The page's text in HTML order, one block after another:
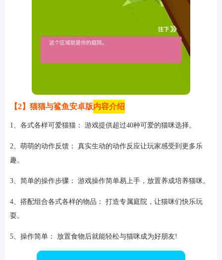
【2】猫猫与鲨鱼安卓版内容介绍
1、各式各样可爱猫猫： 游戏提供超过40种可爱的猫咪选择。
2、萌萌的动作反馈： 真实生动的动作反应让玩家感受到更多乐
趣。
3、简单的操作步骤： 游戏操作简单易上手，放置养成培养猫咪。
4、搭配组合各式各样的物品： 打造专属庭院，让猫咪们快乐玩
耍。
5、操作简单： 放置食物后就能轻松与猫咪成为好朋友!